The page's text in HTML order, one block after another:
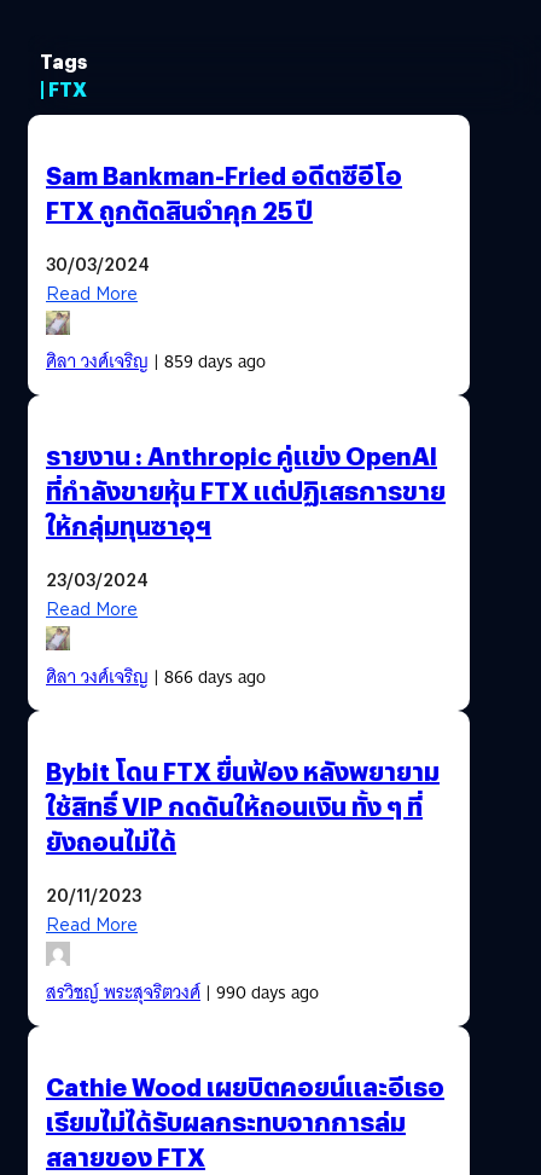
Tags
| FTX
Sam Bankman-Fried อดีตซีอีโอ
FTX ถูกตัดสินจำคุก 25 ปี
30/03/2024
Read More
ศิลา วงศ์เจริญ | 859 days ago
รายงาน : Anthropic คู่แข่ง OpenAI
ที่กำลังขายหุ้น FTX แต่ปฏิเสธการขาย
ให้กลุ่มทุนซาอุฯ
23/03/2024
Read More
ศิลา วงศ์เจริญ | 866 days ago
Bybit โดน FTX ยื่นฟ้อง หลังพยายาม
ใช้สิทธิ์ VIP กดดันให้ถอนเงิน ทั้ง ๆ ที่
ยังถอนไม่ได้
20/11/2023
Read More
สรวิชญ์ พระสุจริตวงศ์| 990 days ago
Cathie Wood เผยบิตคอยน์และอีเธอ
เรียมไม่ได้รับผลกระทบจากการล่ม
สลายของ FTX